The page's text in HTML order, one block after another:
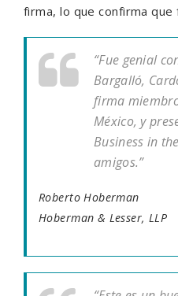
firma, lo que confirma que
“Fue genial
Bargalló,
firma
México, y
Business in
amigos.”
Roberto Hoberman
Hoberman & Lesser, LLP